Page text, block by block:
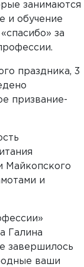
занимаются
и обучение
за
праздника, 3
призвание-
Майкопского
и
Галина
завершилось
ваши